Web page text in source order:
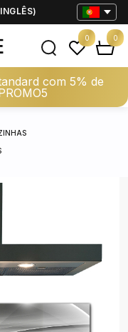
com 5% de
0 0